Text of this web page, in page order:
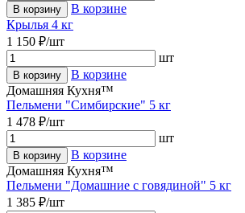
В корзину
В корзине
Крылья 4 кг
1 150 ₽/шт
шт
В корзину
В корзине
Домашняя Кухня™
Пельмени "Симбирские" 5 кг
1 478 ₽/шт
шт
В корзину
В корзине
Домашняя Кухня™
Пельмени "Домашние с говядиной" 5 кг
1 385 ₽/шт